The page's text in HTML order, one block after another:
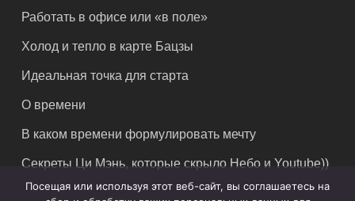
Работать в офисе или «в поле»
Холод и тепло в карте Бацзы
Идеальная точка для старта
О времени
В каком времени формулировать мечту
Секреты Ци Мэнь, которые скрыло Небо и Youtube))
Посещая или используя этот веб-сайт, вы соглашаетесь на